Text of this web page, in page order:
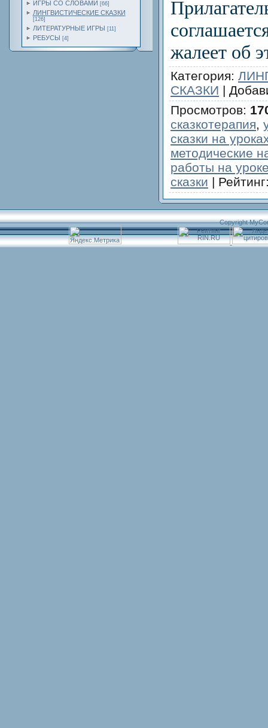
ИГРЫ СО СЛОВАМИ [66]
ЛИНГВИСТИЧЕСКИЕ СКАЗКИ
[126]
ЛИТЕРАТУРНЫЕ ИГРЫ [11]
РЕБУСЫ [4]
жалеет об
Категория:
СКАЗКИ |
Просмотров:
сказкотерапия,
сказки на
методические
работы на
сказки | Рейтинг
Copyright